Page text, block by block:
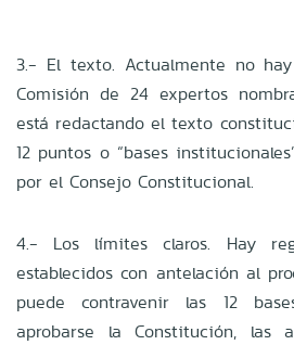
3.- El texto. Actualmente no
Comisión de 24 expertos
está redactando el texto
12 puntos o “bases
por el Consejo Constitucional.
4.- Los límites claros. Hay
establecidos con antelación al
puede contravenir las 12
aprobarse la Constitución, las